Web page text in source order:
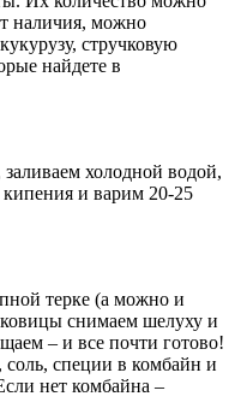
наличия, можно
стручковую
найдете в
холодной водой,
и варим 20-25
терке (а можно и
снимаем шелуху и
– и все почти готово!
соль, специи в комбайн и
нет комбайна –